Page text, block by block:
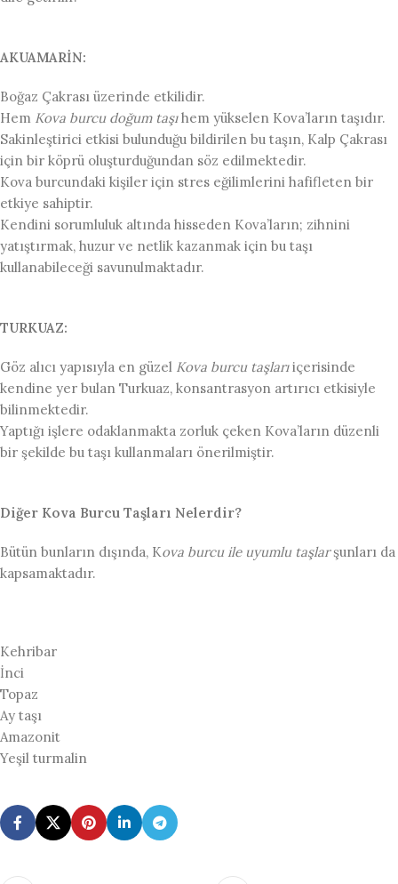
AKUAMARİN:
Boğaz Çakrası üzerinde etkilidir.
Hem Kova burcu doğum taşıhem yükselen Kova’ların taşıdır.
Sakinleştirici etkisi bulunduğu bildirilen bu taşın, Kalp Çakrası
için bir köprü oluşturduğundan söz edilmektedir.
Kova burcundaki kişiler için stres eğilimlerini hafifleten bir
etkiye sahiptir.
Kendini sorumluluk altında hisseden Kova’ların; zihnini
yatıştırmak, huzur ve netlik kazanmak için bu taşı
kullanabileceği savunulmaktadır.
TURKUAZ:
Göz alıcı yapısıyla en güzel Kova burcu taşlarıiçerisinde
kendine yer bulan Turkuaz, konsantrasyon artırıcı etkisiyle
bilinmektedir.
Yaptığı işlere odaklanmakta zorluk çeken Kova’ların düzenli
bir şekilde bu taşı kullanmaları önerilmiştir.
Diğer Kova Burcu Taşları Nelerdir?
Bütün bunların dışında, Kova burcu ile uyumlu taşlarşunları da
kapsamaktadır.
Kehribar
İnci
Topaz
Ay taşı
Amazonit
Yeşil turmalin